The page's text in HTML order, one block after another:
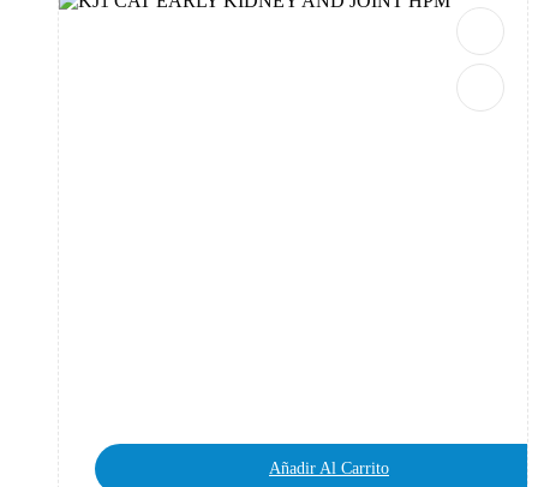
Añadir Al Carrito